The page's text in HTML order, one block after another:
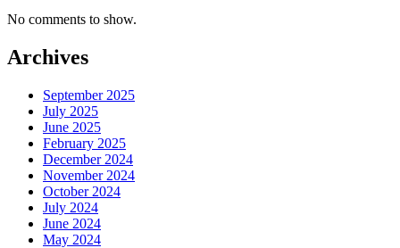
No comments to show.
Archives
September 2025
July 2025
June 2025
February 2025
December 2024
November 2024
October 2024
July 2024
June 2024
May 2024